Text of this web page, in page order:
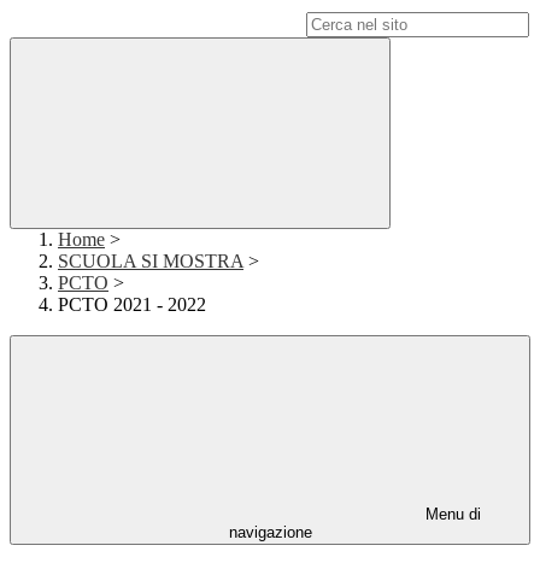
Home >
SCUOLA SI MOSTRA >
PCTO >
PCTO 2021 - 2022
Menu di
navigazione